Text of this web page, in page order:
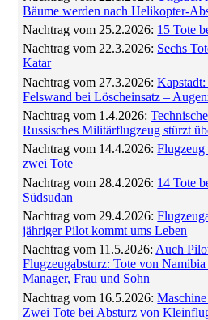
Bäume werden nach Helikopter-
Nachtrag vom 25.2.2026: 15 Tote
Nachtrag vom 22.3.2026: Sechs
Katar
Nachtrag vom 27.3.2026:
Felswand bei Löscheinsatz –
Nachtrag vom 1.4.2026:
Russisches Militärflugzeug stürzt
Nachtrag vom 14.4.2026:
zwei Tote
Nachtrag vom 28.4.2026: 14 Tote
Südsudan
Nachtrag vom 29.4.2026:
jähriger Pilot kommt ums Leben
Nachtrag vom 11.5.2026:Auch
Flugzeugabsturz: Tote von
Manager, Frau und Sohn
Nachtrag vom 16.5.2026:
Zwei Tote bei Absturz von